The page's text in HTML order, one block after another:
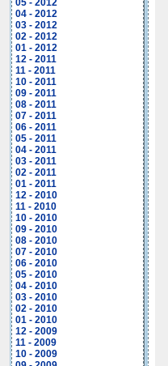
05 - 2012
04 - 2012
03 - 2012
02 - 2012
01 - 2012
12 - 2011
11 - 2011
10 - 2011
09 - 2011
08 - 2011
07 - 2011
06 - 2011
05 - 2011
04 - 2011
03 - 2011
02 - 2011
01 - 2011
12 - 2010
11 - 2010
10 - 2010
09 - 2010
08 - 2010
07 - 2010
06 - 2010
05 - 2010
04 - 2010
03 - 2010
02 - 2010
01 - 2010
12 - 2009
11 - 2009
10 - 2009